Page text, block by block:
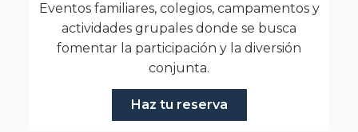
Eventos familiares, colegios, campamentos y
actividades grupales donde se busca
fomentar la participación y la diversión
conjunta.
Haz tu reserva